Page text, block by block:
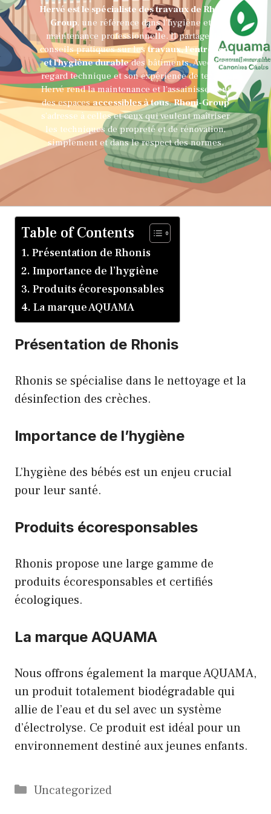
Hervé est le spécialiste des travaux de Rhoni-
Group, une référence dans l'hygiène et la
maintenance professionnelle. Il partage des
conseils pratiques sur lestravaux, l'entretien,
et l'hygiène durabledes bâtiments. Avec son
regard technique et son expérience de terrain,
Hervé rend la maintenance et l'assainissement
des espacesaccessibles à tous.Rhoni-Group
s’adresse à celles et ceux qui veulent maîtriser
les techniques de propreté et de rénovation,
simplement et dans le respect des normes.
Table of Contents
Présentation de Rhonis
Importance de l’hygiène
Produits écoresponsables
La marque AQUAMA
Présentation de Rhonis
Rhonis se spécialise dans le nettoyage et la
désinfection des crèches.
Importance de l’hygiène
L’hygiène des bébés est un enjeu crucial
pour leur santé.
Produits écoresponsables
Rhonis propose une large gamme de
produits écoresponsables et certifiés
écologiques.
La marque AQUAMA
Nous offrons également la marque AQUAMA,
un produit totalement biodégradable qui
allie de l’eau et du sel avec un système
d’électrolyse. Ce produit est idéal pour un
environnement destiné aux jeunes enfants.
Catégories
Uncategorized